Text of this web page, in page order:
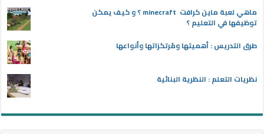
ماهي لعبة ماين كرافت minecraft ؟ و كيف يمكن
توظيفها في التعليم ؟
طرق التدريس : أهميتها ومُرتكزاتها وأنواعها
نظريات التعلم : النظرية البنائية